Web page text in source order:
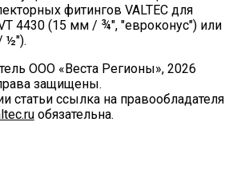
фитингов VALTEC для
4430 (15 мм / ¾", "евроконус") или
½").
ООО «Веста Регионы», 2026
защищены.
статьи ссылка на правообладателя
обязательна.